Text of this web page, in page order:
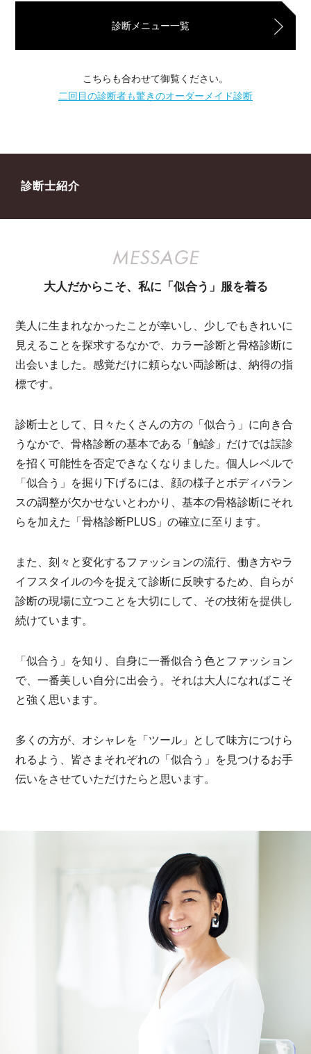
診断メニュー一覧
こちらも合わせて御覧ください。
二回目の診断者も驚きのオーダーメイド診断
診断士紹介
大人だからこそ、私に「似合う」服を着る
美人に生まれなかったことが幸いし、少しでもきれいに
見えることを探求するなかで、カラー診断と骨格診断に
出会いました。感覚だけに頼らない両診断は、納得の指
標です。
診断士として、日々たくさんの方の「似合う」に向き合
うなかで、骨格診断の基本である「触診」だけでは誤診
を招く可能性を否定できなくなりました。個人レベルで
「似合う」を掘り下げるには、顔の様子とボディバラン
スの調整が欠かせないとわかり、基本の骨格診断にそれ
らを加えた「骨格診断PLUS」の確立に至ります。
また、刻々と変化するファッションの流行、働き方やラ
イフスタイルの今を捉えて診断に反映するため、自らが
診断の現場に立つことを大切にして、その技術を提供し
続けています。
「似合う」を知り、自身に一番似合う色とファッション
で、一番美しい自分に出会う。それは大人になればこそ
と強く思います。
多くの方が、オシャレを「ツール」として味方につけら
れるよう、皆さまそれぞれの「似合う」を見つけるお手
伝いをさせていただけたらと思います。